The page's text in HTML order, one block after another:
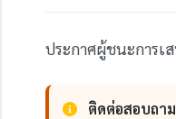
ประกาศผู้ชนะการเ
ติดต่อสอบถา